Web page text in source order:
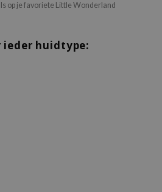
op je favoriete Little Wonderland
ieder huidtype: